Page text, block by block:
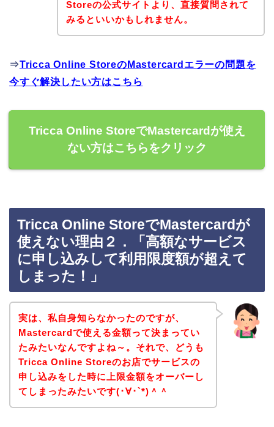
Storeの公式サイトより、直接質問されて
みるといいかもしれません。
⇒Tricca Online StoreのMastercardエラーの問題を
今すぐ解決したい方はこちら
Tricca Online StoreでMastercardが使え
ない方はこちらをクリック
Tricca Online StoreでMastercardが
使えない理由２．「高額なサービス
に申し込みして利用限度額が超えて
しまった！」
実は、私自身知らなかったのですが、
Mastercardで使える金額って決まってい
たみたいなんですよね～。それで、どうも
Tricca Online Storeのお店でサービスの
申し込みをした時に上限金額をオーバーし
てしまったみたいです(･∀･`*)＾＾